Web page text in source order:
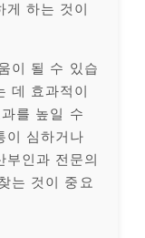
게 하는 것이
이 될 수 있습
데 효과적이
를 높일 수
이 심하거나
부인과 전문의
는 것이 중요